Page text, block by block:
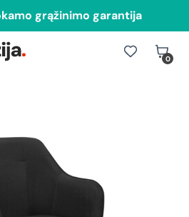
grąžinimo garantija
0